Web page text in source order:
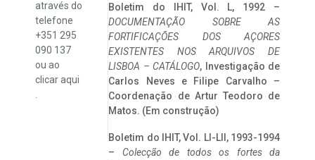
através do
telefone
+351 295
090 137
ou ao
clicaraqui
Boletim do IHIT, Vol. L, 1992 –
DOCUMENTAÇÃO SOBRE AS
FORTIFICAÇÕES DOS AÇORES
EXISTENTES NOS ARQUIVOS DE
LISBOA – CATÁLOGO, Investigação de
Carlos Neves e Filipe Carvalho –
Coordenação de Artur Teodoro de
Matos. (Em construção)
Boletim do IHIT, Vol. LI-LII, 1993-1994
– Colecção de todos os fortes da